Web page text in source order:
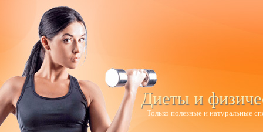
Диеты и
Только полезные и натуральные